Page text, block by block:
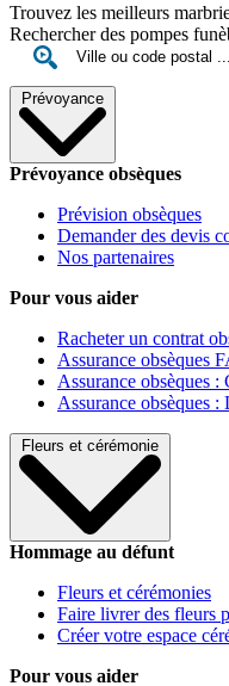
Trouvez les meilleurs
Rechercher des pompes
Prévoyance
Prévoyance obsèques
Prévision obsèques
Demander des devis
Nos partenaires
Pour vous aider
Racheter un contrat
Assurance obsèques
Assurance obsèques
Assurance obsèques :
Fleurs et cérémonie
Hommage au défunt
Fleurs et cérémonies
Faire livrer des fleurs
Créer votre espace
Pour vous aider